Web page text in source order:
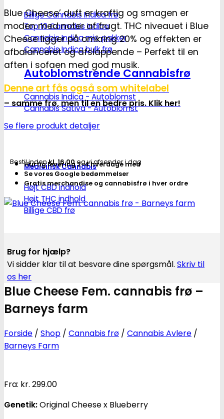
Billige Cannabis Indica frø
Top 10 Cannabis Indica
Cannabis Indica mix-pakker
Cannabis Indica bulk frø
Autoblomstrende Cannabisfrø
Cannabis Indica - Autoblomst
Cannabis Sativa - Autoblomst
Medicinsk Cannabis
Højt CBD indhold
Højt THC indhold
Billige CBD frø
Blue Cheese’ duft er kraftig og smagen er
moden med noter af frugt. THC niveauet i Blue
Cheese ligger på omkring 20% og effekten er
afbalanceret og afslappende – Perfekt til en
aften i sofaen med god musik.
Denne art fås også som whitelabel
– samme frø, men til en bedre pris. Klik her!
Se flere produkt detaljer
Bestil indenkl. 16.00og vi afsender i dag
Hurtig levering 2-4 hverdage med
Se vores Google bedømmelser
Gratis merchandise og cannabisfrø i hver ordre
Brug for hjælp?
Vi sidder klar til at besvare dine spørgsmål. Skriv til
os her
Blue Cheese Fem. cannabis frø –
Barneys farm
Forside / Shop / Cannabis frø / Cannabis Avlere /
Barneys Farm
Fra: kr. 299.00
Genetik:Original Cheese x Blueberry